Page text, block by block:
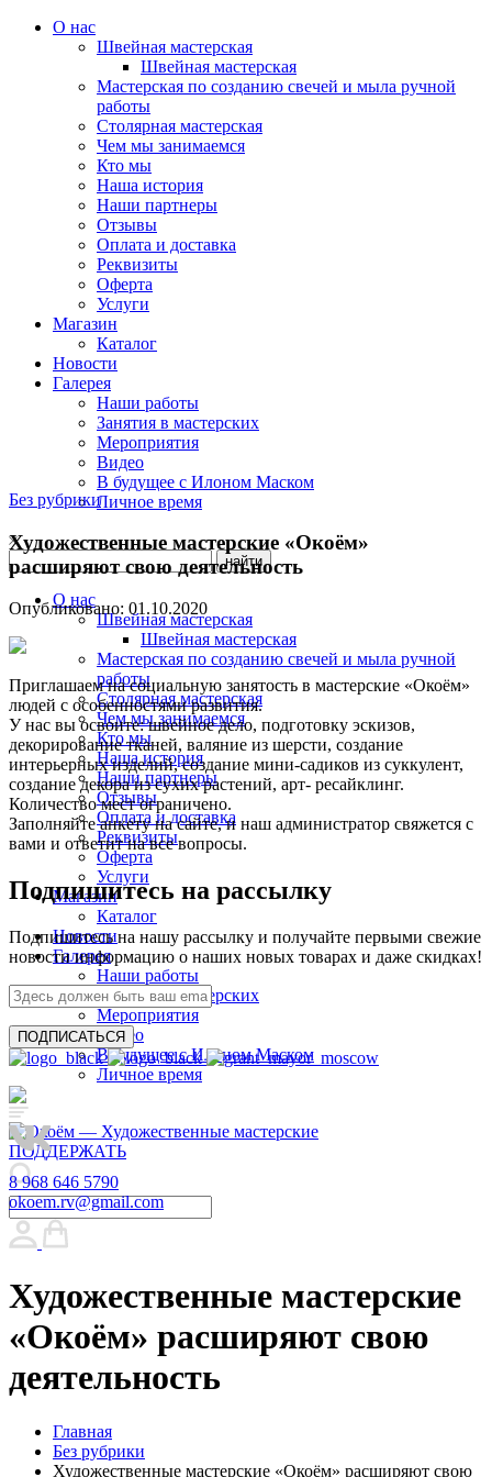
О нас
Швейная мастерская
Швейная мастерская
Мастерская по созданию свечей и мыла ручной
работы
Столярная мастерская
Чем мы занимаемся
Кто мы
Наша история
Наши партнеры
Отзывы
Оплата и доставка
Реквизиты
Оферта
Услуги
Магазин
Каталог
Новости
Галерея
Наши работы
Занятия в мастерских
Мероприятия
Видео
В будущее с Илоном Маском
Личное время
О нас
Швейная мастерская
Швейная мастерская
Мастерская по созданию свечей и мыла ручной
работы
Столярная мастерская
Чем мы занимаемся
Кто мы
Наша история
Наши партнеры
Отзывы
Оплата и доставка
Реквизиты
Оферта
Услуги
Магазин
Каталог
Новости
Галерея
Наши работы
Занятия в мастерских
Мероприятия
Видео
В будущее с Илоном Маском
Личное время
ПОДДЕРЖАТЬ
Художественные мастерские
«Окоём» расширяют свою
деятельность
Главная
Без рубрики
Художественные мастерские «Окоём» расширяют свою
Без рубрики
Художественные мастерские «Окоём»
расширяют свою деятельность
Опубликовано: 01.10.2020
Приглашаем на социальную занятость в мастерские «Окоём»
людей с особенностями развития.
У нас вы освоите: швейное дело, подготовку эскизов,
декорирование тканей, валяние из шерсти, создание
интерьерных изделий, создание мини-садиков из суккулент,
создание декора из сухих растений, арт- ресайклинг.
Количество мест ограничено.
Заполняйте анкету на сайте, и наш администратор свяжется с
вами и ответит на все вопросы.
Подпишитесь на рассылку
Подпишитесь на нашу рассылку и получайте первыми свежие
новости информацию о наших новых товарах и даже скидках!
8 968 646 5790
okoem.rv@gmail.com